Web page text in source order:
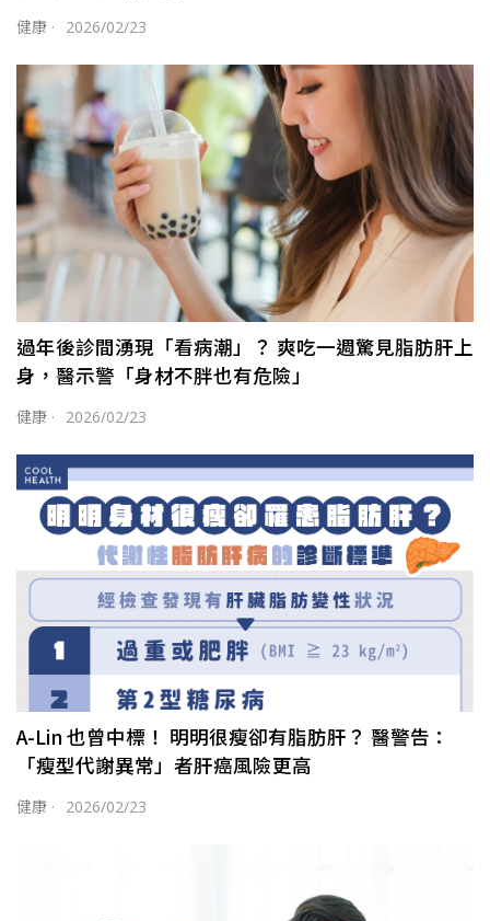
健康 · 2026/02/23
過年後診間湧現「看病潮」？ 爽吃一週驚見脂肪肝上
身，醫示警「身材不胖也有危險」
健康 · 2026/02/23
A-Lin 也曾中標！ 明明很瘦卻有脂肪肝？ 醫警告：
「瘦型代謝異常」者肝癌風險更高
健康 · 2026/02/23